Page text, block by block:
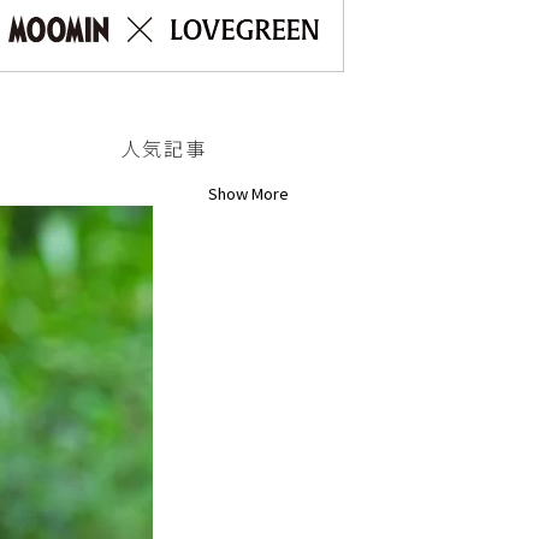
人気記事
Show More